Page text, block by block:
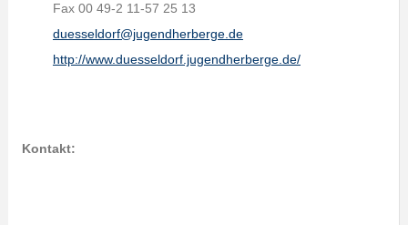
Fax 00 49-2 11-57 25 13
duesseldorf@jugendherberge.de
http://www.duesseldorf.jugendherberge.de/
Kontakt: